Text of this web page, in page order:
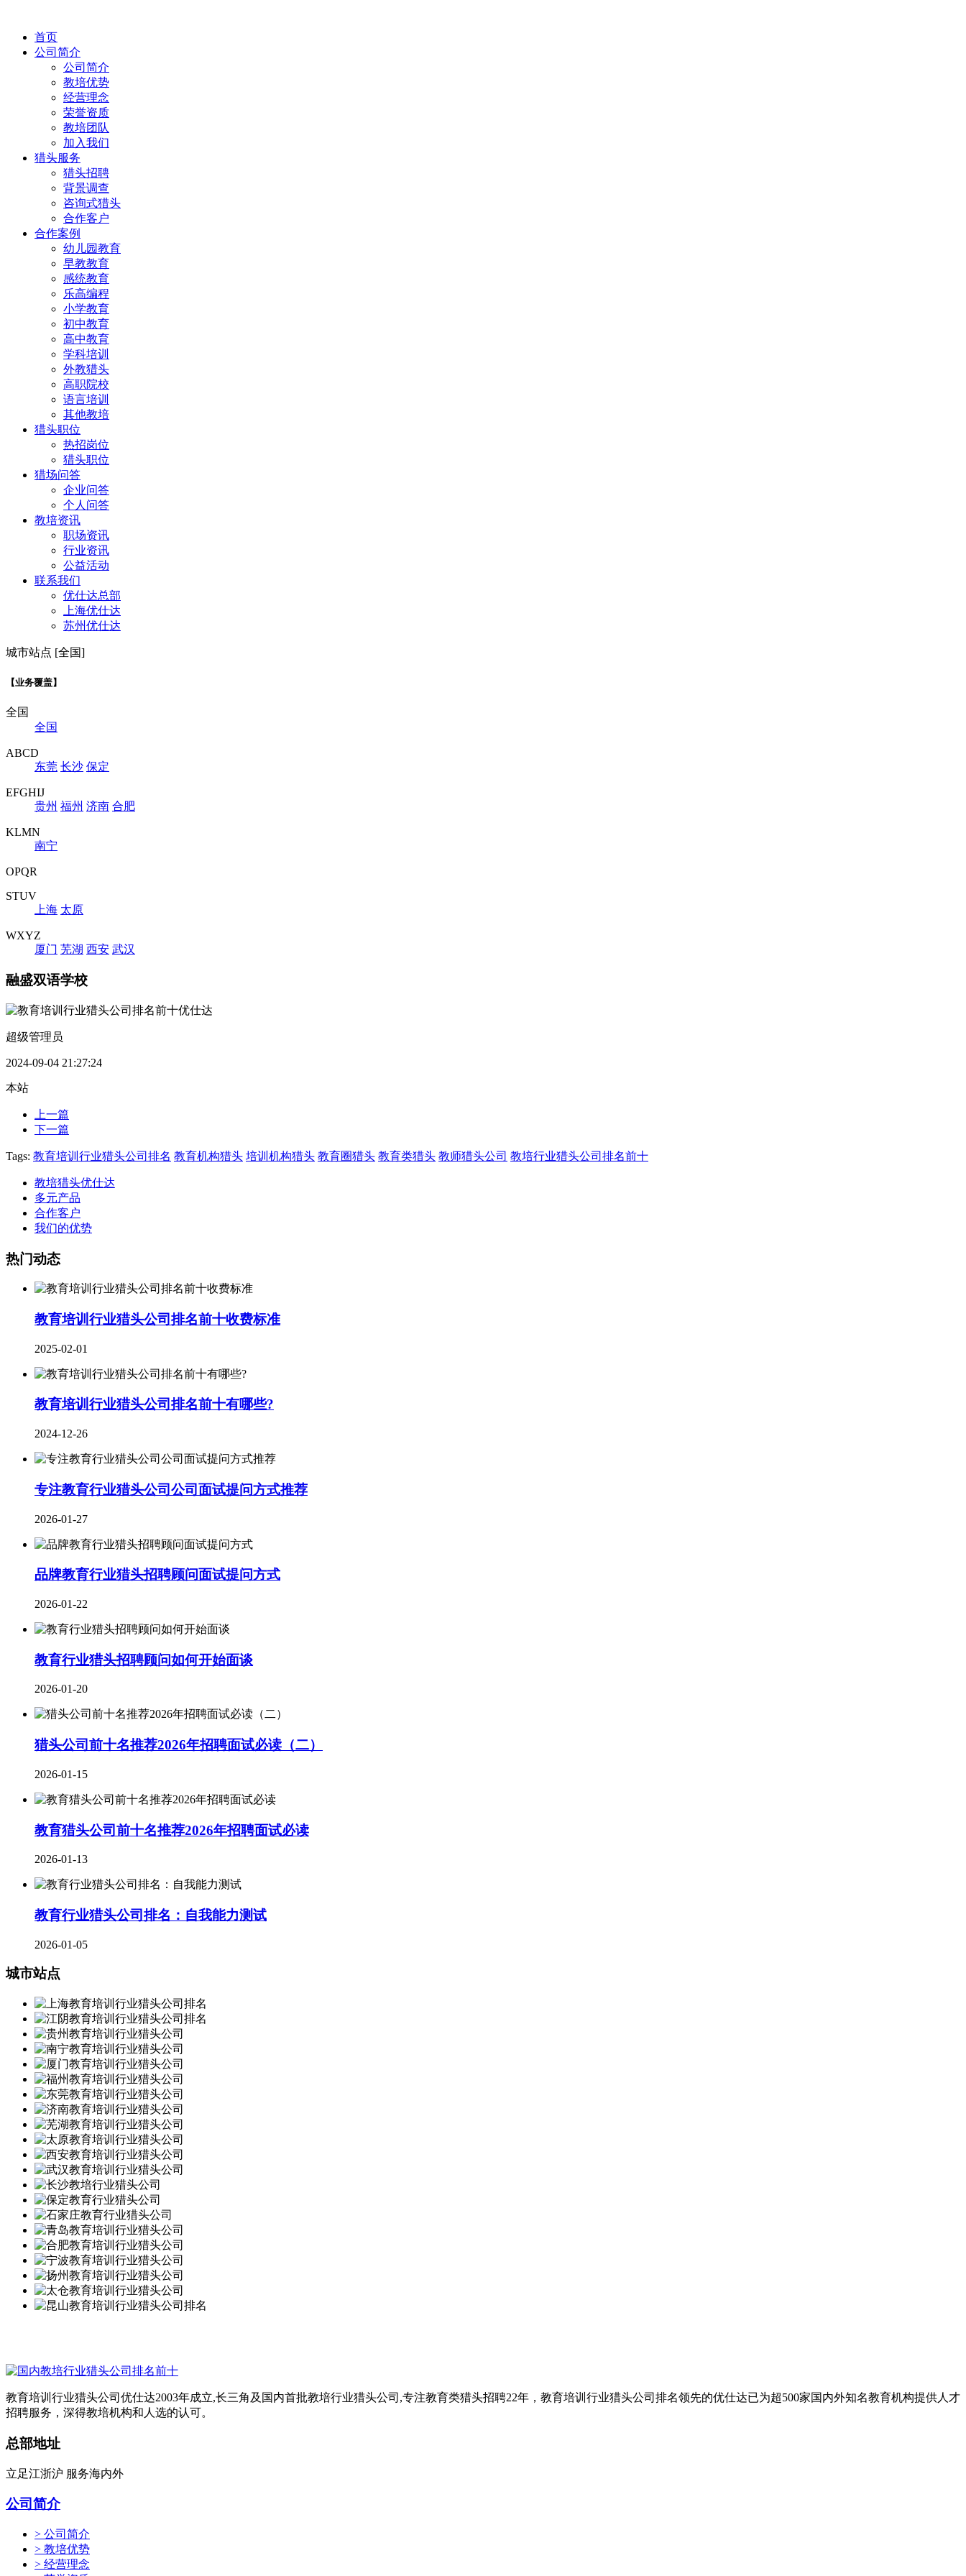
首页
公司简介
公司简介
教培优势
经营理念
荣誉资质
教培团队
加入我们
猎头服务
猎头招聘
背景调查
咨询式猎头
合作客户
合作案例
幼儿园教育
早教教育
感统教育
乐高编程
小学教育
初中教育
高中教育
学科培训
外教猎头
高职院校
语言培训
其他教培
猎头职位
热招岗位
猎头职位
猎场问答
企业问答
个人问答
教培资讯
职场资讯
行业资讯
公益活动
联系我们
优仕达总部
上海优仕达
苏州优仕达
城市站点 [全国]
【业务覆盖】
全国
全国
ABCD
东莞 长沙 保定
EFGHIJ
贵州 福州 济南 合肥
KLMN
南宁
OPQR
STUV
上海 太原
WXYZ
厦门 芜湖 西安 武汉
融盛双语学校
超级管理员
2024-09-04 21:27:24
本站
上一篇
下一篇
Tags: 教育培训行业猎头公司排名 教育机构猎头 培训机构猎头 教育圈猎头 教育类猎头 教师猎头公司 教培行业猎头公司排名前十
教培猎头优仕达
多元产品
合作客户
我们的优势
热门动态
教育培训行业猎头公司排名前十收费标准
2025-02-01
教育培训行业猎头公司排名前十有哪些?
2024-12-26
专注教育行业猎头公司公司面试提问方式推荐
2026-01-27
品牌教育行业​猎头招聘顾问面试提问方式
2026-01-22
教育行业猎头招聘顾问如何开始面谈
2026-01-20
猎头公司前十名推荐2026年招聘面试必读（二）
2026-01-15
教育猎头公司前十名推荐2026年招聘面试必读
2026-01-13
教育行业猎头公司排名：自我能力测试
2026-01-05
城市站点
教育培训行业猎头公司优仕达2003年成立,长三角及国内首批教培行业猎头公司,专注教育类猎头招聘22年，教育培训行业猎头公司排名领先的优仕达已为超500家国内外知名教育机构提供人才
招聘服务，深得教培机构和人选的认可。
总部地址
立足江浙沪 服务海内外
公司简介
> 公司简介
> 教培优势
> 经营理念